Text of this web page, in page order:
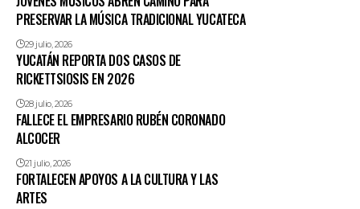
PRESERVAR LA MÚSICA TRADICIONAL YUCATECA
29 julio, 2026
YUCATÁN REPORTA DOS CASOS DE
RICKETTSIOSIS EN 2026
28 julio, 2026
FALLECE EL EMPRESARIO RUBÉN CORONADO
ALCOCER
21 julio, 2026
FORTALECEN APOYOS A LA CULTURA Y LAS
ARTES